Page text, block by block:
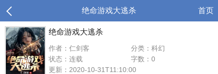
绝命游戏大逃杀 首页
绝命游戏大逃杀
作者：仁剑客
分类：科幻
状态：连载
字数：0
更新：2020-10-31T11:10:00